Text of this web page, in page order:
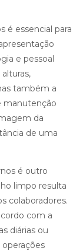
é essencial para
e pessoal
também a
manutenção
da
de uma
é outro
limpo resulta
colaboradores.
com a
diárias ou